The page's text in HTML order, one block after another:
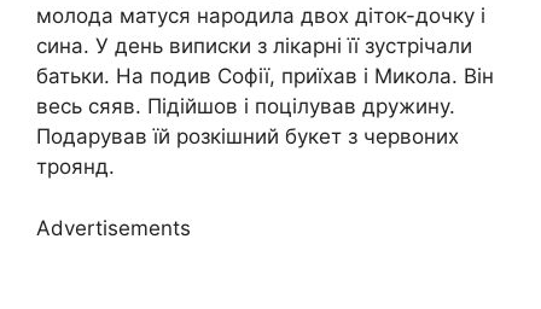
молода матуся народила двох діток-дочку і
сина. У день виписки з лікарні її зустрічали
батьки. На подив Софії, приїхав і Микола. Він
весь сяяв. Підійшов і поцілував дружину.
Подарував їй розкішний букет з червоних
троянд.
Advertisements